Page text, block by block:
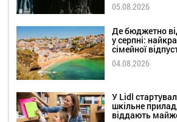
05.08.2026
Де бюджетно
у серпні:
сімейної
04.08.2026
У Lidl
шкільне
віддають